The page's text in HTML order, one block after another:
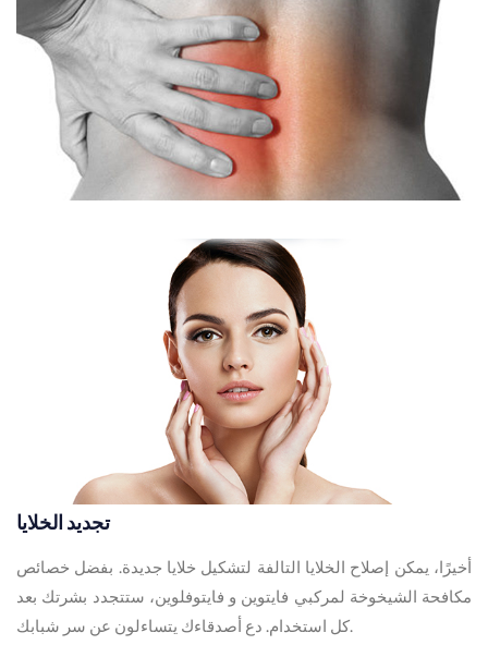
تجديد الخلايا
أخيرًا، يمكن إصلاح الخلايا التالفة لتشكيل خلايا جديدة. بفضل خصائص
مكافحة الشيخوخة لمركبي فايتوين و فايتوفلوين، ستتجدد بشرتك بعد
كل استخدام. دع أصدقاءك يتساءلون عن سر شبابك.